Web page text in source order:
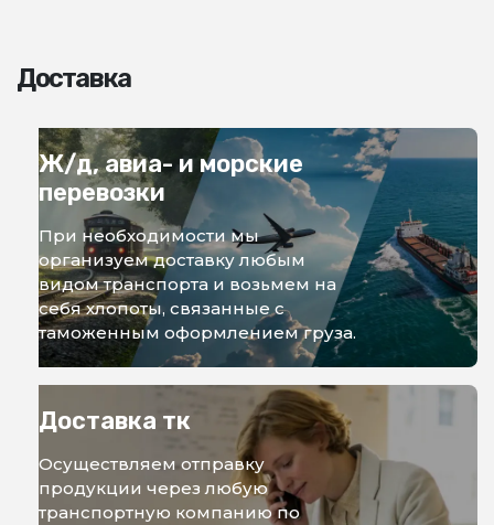
Доставка
Ж/д, авиа- и морские
перевозки
При необходимости мы
организуем доставку любым
видом транспорта и возьмем на
себя хлопоты, связанные с
таможенным оформлением груза.
Доставка тк
Осуществляем отправку
продукции через любую
транспортную компанию по